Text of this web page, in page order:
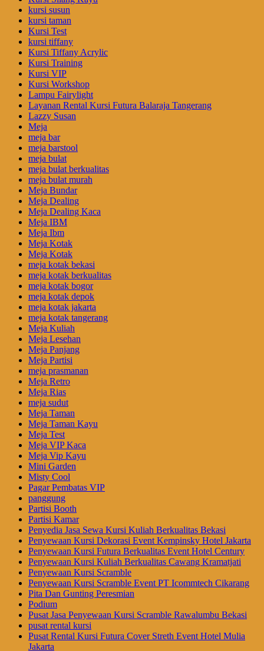
kursi susun
kursi taman
Kursi Test
kursi tiffany
Kursi Tiffany Acrylic
Kursi Training
Kursi VIP
Kursi Workshop
Lampu Fairylight
Layanan Rental Kursi Futura Balaraja Tangerang
Lazzy Susan
Meja
meja bar
meja barstool
meja bulat
meja bulat berkualitas
meja bulat murah
Meja Bundar
Meja Dealing
Meja Dealing Kaca
Meja IBM
Meja Ibm
Meja Kotak
Meja Kotak
meja kotak bekasi
meja kotak berkualitas
meja kotak bogor
meja kotak depok
meja kotak jakarta
meja kotak tangerang
Meja Kuliah
Meja Lesehan
Meja Panjang
Meja Partisi
meja prasmanan
Meja Retro
Meja Rias
meja sudut
Meja Taman
Meja Taman Kayu
Meja Test
Meja VIP Kaca
Meja Vip Kayu
Mini Garden
Misty Cool
Pagar Pembatas VIP
panggung
Partisi Booth
Partisi Kamar
Penyedia Jasa Sewa Kursi Kuliah Berkualitas Bekasi
Penyewaan Kursi Dekorasi Event Kempinsky Hotel Jakarta
Penyewaan Kursi Futura Berkualitas Event Hotel Century
Penyewaan Kursi Kuliah Berkualitas Cawang Kramatjati
Penyewaan Kursi Scramble
Penyewaan Kursi Scramble Event PT Icommtech Cikarang
Pita Dan Gunting Peresmian
Podium
Pusat Jasa Penyewaan Kursi Scramble Rawalumbu Bekasi
pusat rental kursi
Pusat Rental Kursi Futura Cover Streth Event Hotel Mulia
Jakarta